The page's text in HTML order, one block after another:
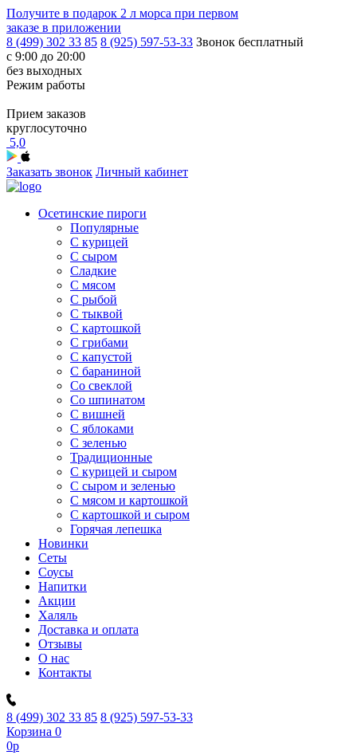
Получите в подарок 2 л морса при первом
заказе в приложении
8 (499) 302 33 85 8 (925) 597-53-33 Звонок бесплатный
с 9:00 до 20:00
без выходных
Режим работы
Прием заказов
круглосуточно
5,0
Заказать звонок Личный кабинет
Осетинские пироги
Популярные
С курицей
С сыром
Сладкие
С мясом
С рыбой
С тыквой
С картошкой
С грибами
С капустой
C бараниной
Со свеклой
Со шпинатом
С вишней
С яблоками
С зеленью
Традиционные
С курицей и сыром
С сыром и зеленью
С мясом и картошкой
С картошкой и сыром
Горячая лепешка
Новинки
Сеты
Соусы
Напитки
Акции
Халяль
Доставка и оплата
Отзывы
О нас
Контакты
8 (499) 302 33 85 8 (925) 597-53-33
Корзина 0
0р